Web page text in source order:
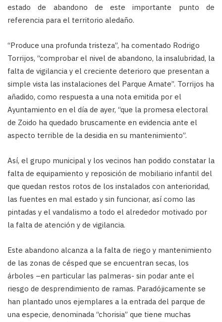
estado de abandono de este importante punto de
referencia para el territorio aledaño.
“Produce una profunda tristeza”, ha comentado Rodrigo
Torrijos, “comprobar el nivel de abandono, la insalubridad, la
falta de vigilancia y el creciente deterioro que presentan a
simple vista las instalaciones del Parque Amate”. Torrijos ha
añadido, como respuesta a una nota emitida por el
Ayuntamiento en el día de ayer, “que la promesa electoral
de Zoido ha quedado bruscamente en evidencia ante el
aspecto terrible de la desidia en su mantenimiento”.
Así, el grupo municipal y los vecinos han podido constatar la
falta de equipamiento y reposición de mobiliario infantil del
que quedan restos rotos de los instalados con anterioridad,
las fuentes en mal estado y sin funcionar, así como las
pintadas y el vandalismo a todo el alrededor motivado por
la falta de atención y de vigilancia.
Este abandono alcanza a la falta de riego y mantenimiento
de las zonas de césped que se encuentran secas, los
árboles –en particular las palmeras- sin podar ante el
riesgo de desprendimiento de ramas. Paradójicamente se
han plantado unos ejemplares a la entrada del parque de
una especie, denominada “chorisia” que tiene muchas